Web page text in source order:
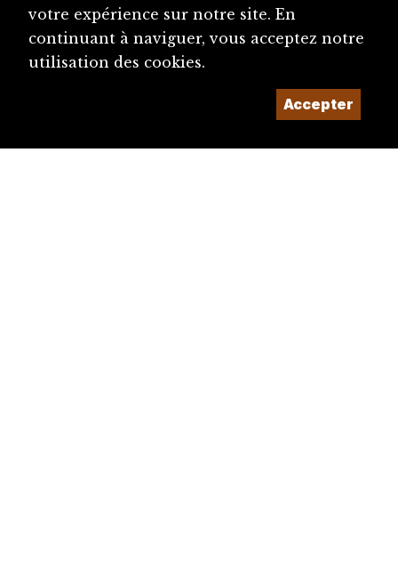
votre expérience sur notre site. En
continuant à naviguer, vous acceptez notre
utilisation des cookies.
Accepter